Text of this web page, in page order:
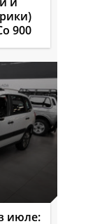
900
июле: